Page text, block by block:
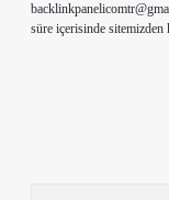
süre içerisinde sitemizden